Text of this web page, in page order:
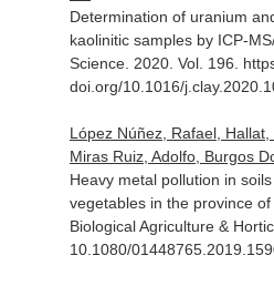
Determination of uranium
kaolinitic samples by ICP-
Science. 2020. Vol. 196.
doi.org/10.1016/
López Núñez, Rafael, Hallat,
Miras Ruiz, Adolfo, Burgos
Heavy metal pollution in
vegetables in the province of
Biological Agriculture &
10.1080/